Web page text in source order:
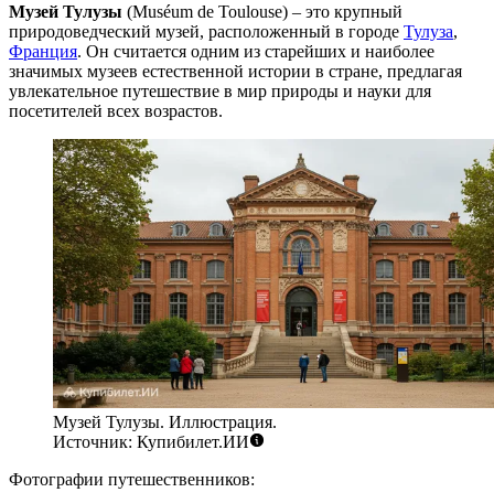
Музей Тулузы (Muséum de Toulouse) – это крупный
природоведческий музей, расположенный в городе Тулуза,
Франция. Он считается одним из старейших и наиболее
значимых музеев естественной истории в стране, предлагая
увлекательное путешествие в мир природы и науки для
посетителей всех возрастов.
Музей Тулузы. Иллюстрация.
Источник: Купибилет.ИИ
Фотографии путешественников: